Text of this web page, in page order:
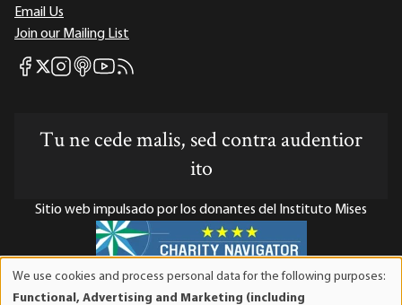
Email Us
Join our Mailing List
Mises Facebook
Mises X
Mises Instagram
Mises itunes
Mises Youtube
Mises RSS feed
Tu ne cede malis, sed contra audentior
ito
Sitio web impulsado por los donantes del Instituto Mises
El Instituto Mises es una organización sin fines de lucro 501(c)(3)
We use cookies and process personal data for the following purposes:
Functional, Advertising and Marketing (including